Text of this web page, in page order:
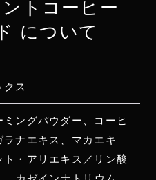
事のない絶
起力と持続力が素晴
トコーヒー
について
クス
ミングパウダー、コーヒ
ラナエキス、マカエキ
ト・アリエキス／リン酸